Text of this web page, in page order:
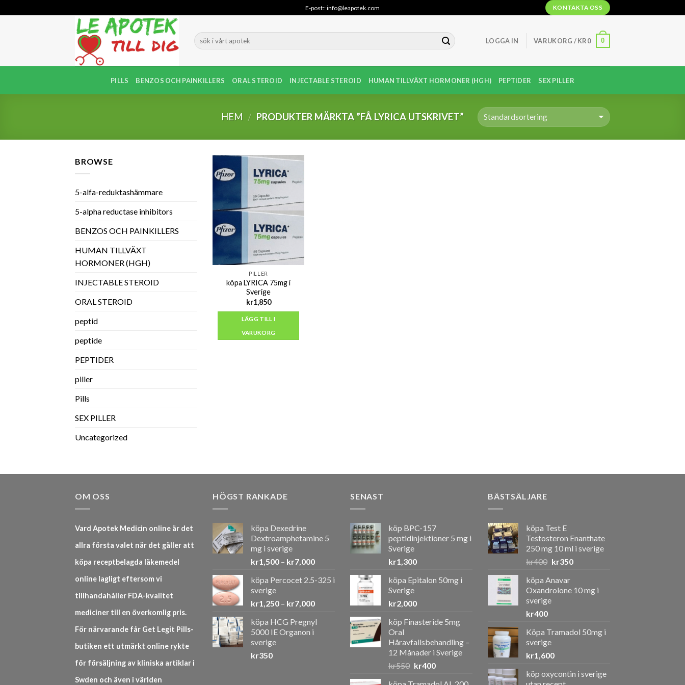
to
E-post:: info@leapotek.com KONTAKTA OSS
LOGGA IN VARUKORG /KR0 0
PILLS BENZOS OCH PAINKILLERS ORAL STEROID INJECTABLE STEROID HUMAN TILLVÄXT HORMONER (HGH) PEPTIDER SEX PILLER
HEM / PRODUKTER MÄRKTA ”FÅ LYRICA UTSKRIVET”
BROWSE
5-alfa-reduktashämmare
5-alpha reductase inhibitors
BENZOS OCH PAINKILLERS
HUMAN TILLVÄXT
HORMONER (HGH)
INJECTABLE STEROID
ORAL STEROID
peptid
peptide
PEPTIDER
piller
Pills
SEX PILLER
Uncategorized
PILLER
köpa LYRICA 75mg i
Sverige
kr1,850
LÄGG TILL I
VARUKORG
OM OSS
Vard Apotek Medicin online är det
allra första valet när det gäller att
köpa receptbelagda läkemedel
online lagligt eftersom vi
tillhandahåller FDA-kvalitet
mediciner till en överkomlig pris.
För närvarande får Get Legit Pills-
butiken ett utmärkt online rykte
för försäljning av kliniska artiklar i
Swden och även i världen
HÖGST RANKADE
köpa Dexedrine
Dextroamphetamine 5
mg i sverige
kr1,500 – kr7,000Prisintervall:
till
köpa Percocet 2.5-325 i
sverige
kr1,250 – kr7,000Prisintervall:
till
köpa HCG Pregnyl
5000 IE Organon i
sverige
kr350
SENAST
köp BPC-157
peptidinjektioner 5 mg i
Sverige
kr1,300
köpa Epitalon 50mg i
Sverige
kr2,000
köp Finasteride 5mg
Oral
Håravfallsbehandling –
12 Månader i Sverige
kr550 Det
kr400Det
BÄSTSÄLJARE
köpa Test E
Testosteron Enanthate
250 mg 10 ml i sverige
kr400 Det
priset
var:
kr400.
kr350Det
är:
köpa Anavar
Oxandrolone 10 mg i
sverige
kr400
Köpa Tramadol 50mg i
sverige
kr1,600
köp oxycontin i sverige